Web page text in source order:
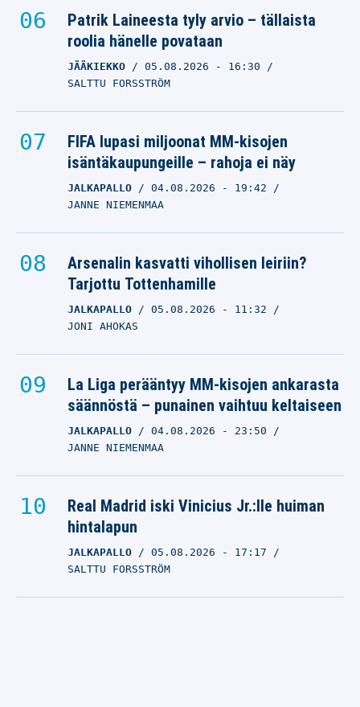
Patrik Laineesta tyly arvio – tällaista
roolia hänelle povataan
JÄÄKIEKKO 05.08.2026 - 16:30
SALTTU FORSSTRÖM
FIFA lupasi miljoonat MM-kisojen
isäntäkaupungeille – rahoja ei näy
JALKAPALLO 04.08.2026 - 19:42
JANNE NIEMENMAA
Arsenalin kasvatti vihollisen leiriin?
Tarjottu Tottenhamille
JALKAPALLO 05.08.2026 - 11:32
JONI AHOKAS
La Liga perääntyy MM-kisojen ankarasta
säännöstä – punainen vaihtuu keltaiseen
JALKAPALLO 04.08.2026 - 23:50
JANNE NIEMENMAA
Real Madrid iski Vinicius Jr.:lle huiman
hintalapun
JALKAPALLO 05.08.2026 - 17:17
SALTTU FORSSTRÖM